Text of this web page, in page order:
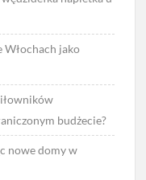
Włochach jako
budżecie?
nowe domy w